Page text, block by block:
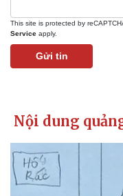
Kinh tế
Bất động sản
Khởi nghiệp
This site is protected by
Service apply.
Gửi tin